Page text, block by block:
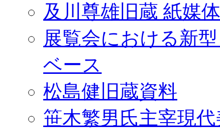
及川尊雄旧蔵 紙媒
展覧会における新
ベース
松島健旧蔵資料
笹木繁男氏主宰現